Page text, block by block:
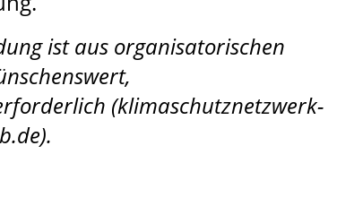
ist aus organisatorischen
(klimaschutznetzwerk-